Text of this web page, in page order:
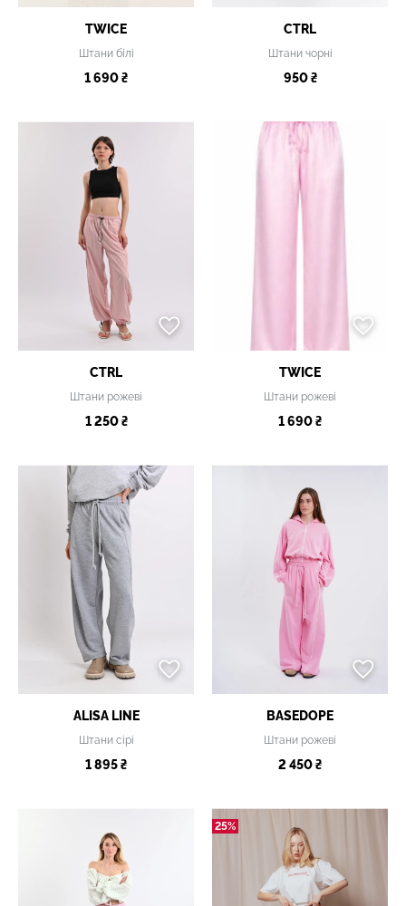
TWICE
Штани білі
1 690 ₴
CTRL
Штани чорні
950 ₴
CTRL
Штани рожеві
1 250 ₴
TWICE
Штани рожеві
1 690 ₴
ALISA LINE
Штани сірі
1 895 ₴
BASEDOPE
Штани рожеві
2 450 ₴
25%